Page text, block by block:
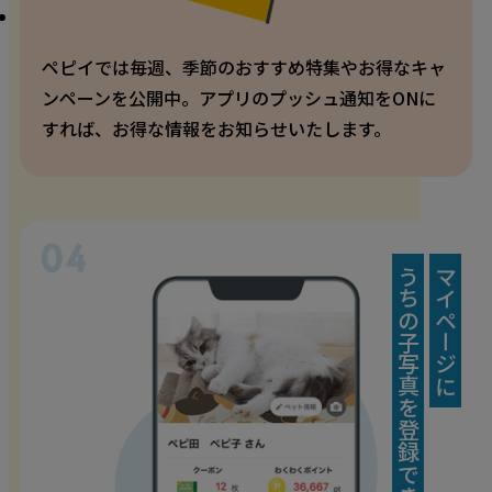
ペピイでは毎週、季節のおすすめ特集やお得なキャ
ンペーンを公開中。アプリのプッシュ通知をONに
すれば、お得な情報をお知らせいたします。
マイページに
うちの子写真を登録できる！